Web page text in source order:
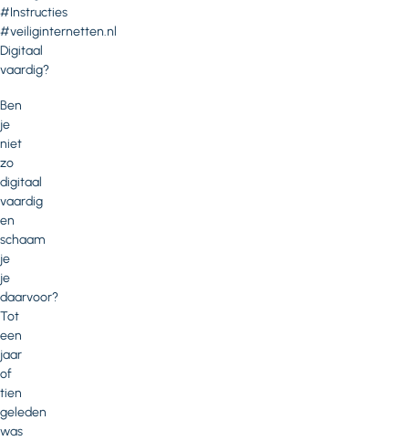
#Instructies
#veiliginternetten.nl
Digitaal
vaardig?
Ben
je
niet
zo
digitaal
vaardig
en
schaam
je
je
daarvoor?
Tot
een
jaar
of
tien
geleden
was